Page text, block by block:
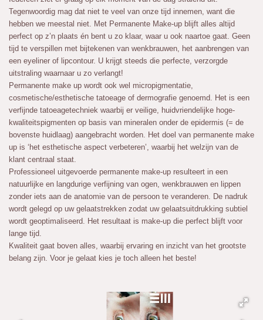
s
c
Tegenwoordig mag dat niet te veel van onze tijd innemen, want die
hebben we meestal niet. Met Permanente Make-up blijft alles altijd
perfect op z’n plaats én bent u zo klaar, waar u ook naartoe gaat. Geen
tijd te verspillen met bijtekenen van wenkbrauwen, het aanbrengen van
een eyeliner of lipcontour. U krijgt steeds die perfecte, verzorgde
uitstraling waarnaar u zo verlangt!
Permanente make up wordt ook wel micropigmentatie,
cosmetische/esthetische tatoeage of dermografie genoemd. Het is een
verfijnde tatoeagetechniek waarbij er veilige, huidvriendelijke hoge-
kwaliteitspigmenten op basis van mineralen onder de epidermis (= de
bovenste huidlaag) aangebracht worden. Het doel van permanente make
up is ‘het esthetische aspect verbeteren’, waarbij het welzijn van de
klant centraal staat.
Professioneel uitgevoerde permanente make-up resulteert in een
natuurlijke en langdurige verfijning van ogen, wenkbrauwen en lippen
zonder iets aan de anatomie van de persoon te veranderen. De nadruk
wordt gelegd op uw gelaatstrekken zodat uw gelaatsuitdrukking subtiel
wordt geoptimaliseerd. Het resultaat is make-up die perfect blijft voor
lange tijd.
Kwaliteit gaat boven alles, waarbij ervaring en inzicht van het grootste
belang zijn. Voor je gelaat kies je toch alleen het beste!